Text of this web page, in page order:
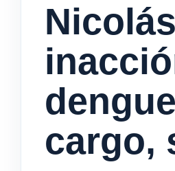
cargo,